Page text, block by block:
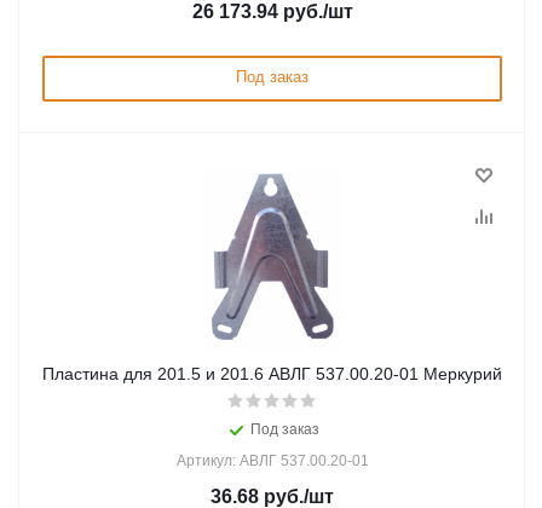
26 173.94руб./шт
Под заказ
Пластина для 201.5 и 201.6 АВЛГ 537.00.20-01 Меркурий
Под заказ
Артикул: АВЛГ 537.00.20-01
36.68 руб./шт